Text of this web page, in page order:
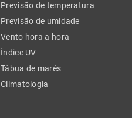
Previsão de temperatura
Previsão de umidade
Vento hora a hora
Índice UV
Tábua de marés
Climatologia